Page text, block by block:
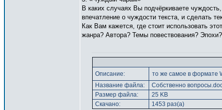
В каких случаях Вы подчёркиваете
впечатление о чуждости текста, и сделать
Как Вам кажется, где стоит использовать
жанра? Автора? Темы повествования?
Описание:
то же самое в формате
Название файла:
Собственно
Размер файла:
25 KB
Скачано:
1453 раз(а)